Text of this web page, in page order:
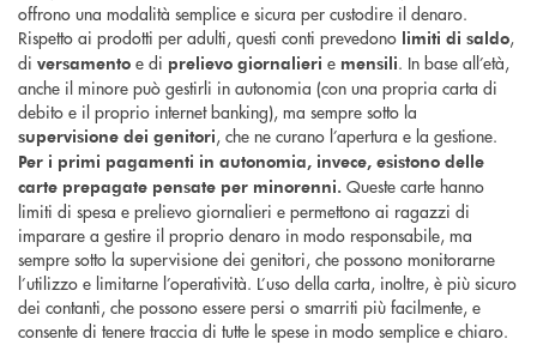
offrono una modalità semplice e sicura per custodire il denaro.
Rispetto ai prodotti per adulti, questi conti prevedono limiti di saldo,
di versamento e di prelievo giornalieri e mensili. In base all’età,
anche il minore può gestirli in autonomia (con una propria carta di
debito e il proprio internet banking), ma sempre sotto la
supervisione dei genitori, che ne curano l’apertura e la gestione.
Per i primi pagamenti in autonomia, invece, esistono delle
carte prepagate pensate per minorenni. Queste carte hanno
limiti di spesa e prelievo giornalieri e permettono ai ragazzi di
imparare a gestire il proprio denaro in modo responsabile, ma
sempre sotto la supervisione dei genitori, che possono monitorarne
l’utilizzo e limitarne l’operatività. L’uso della carta, inoltre, è più sicuro
dei contanti, che possono essere persi o smarriti più facilmente, e
consente di tenere traccia di tutte le spese in modo semplice e chiaro.